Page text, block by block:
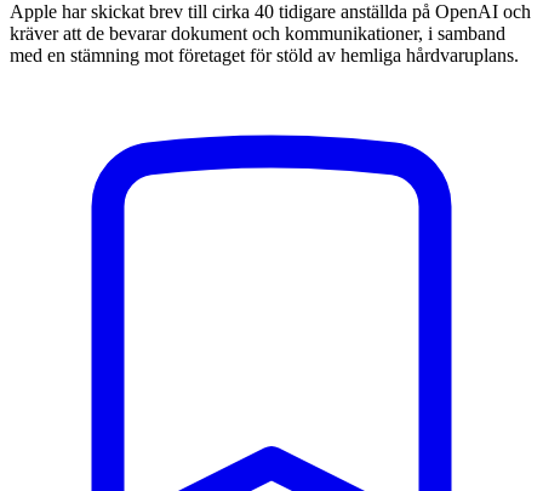
Apple har skickat brev till cirka 40 tidigare anställda på OpenAI och
kräver att de bevarar dokument och kommunikationer, i samband
med en stämning mot företaget för stöld av hemliga hårdvaruplans.